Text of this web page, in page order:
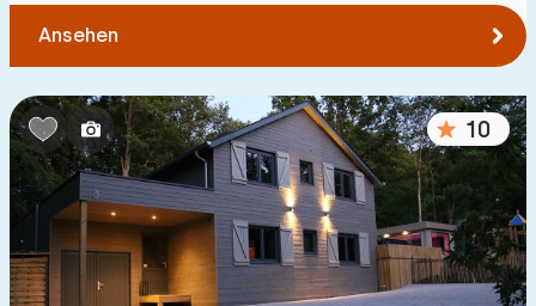
Ansehen
10